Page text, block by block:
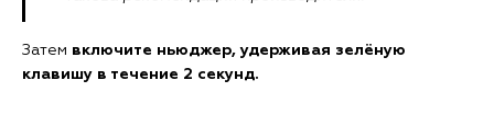
Затем включите ньюджер, удерживая зелёную
клавишу в течение 2 секунд.